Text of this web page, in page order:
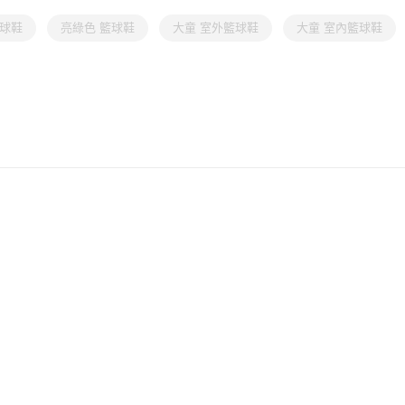
鞋 亮綠色 籃球鞋 大童 室外籃球鞋 大童 室內籃球鞋